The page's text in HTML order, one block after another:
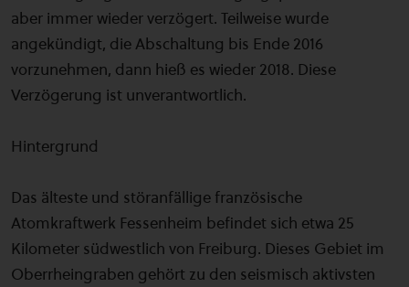
aber immer wieder verzögert. Teilweise wurde
angekündigt, die Abschaltung bis Ende 2016
vorzunehmen, dann hieß es wieder 2018. Diese
Verzögerung ist unverantwortlich.
Hintergrund
Das älteste und störanfällige französische
Atomkraftwerk Fessenheim befindet sich etwa 25
Kilometer südwestlich von Freiburg. Dieses Gebiet im
Oberrheingraben gehört zu den seismisch aktivsten